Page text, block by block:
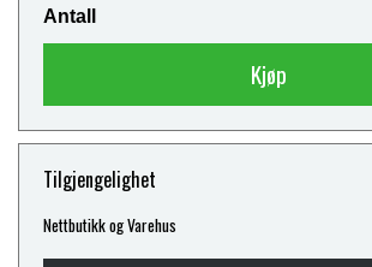
Antall
Kjøp
Tilgjengelighet
Nettbutikk og Varehus